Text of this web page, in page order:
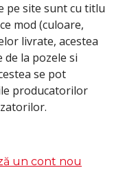
pe site sunt cu titlu
mod (culoare,
livrate, acestea
la pozele si
se pot
producatorilor
un cont nou